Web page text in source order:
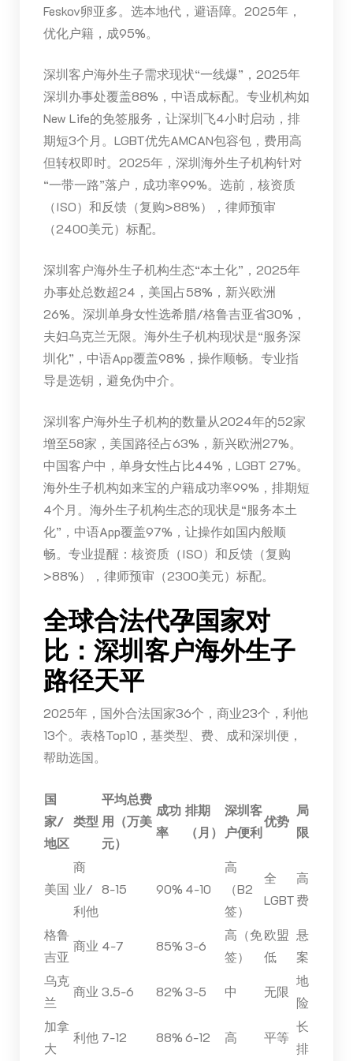
Feskov卵亚多。选本地代，避语障。2025年，
优化户籍，成95%。
深圳客户海外生子需求现状“一线爆”，2025年
深圳办事处覆盖88%，中语成标配。专业机构如
New Life的免签服务，让深圳飞4小时启动，排
期短3个月。LGBT优先AMCAN包容包，费用高
但转权即时。2025年，深圳海外生子机构针对
“一带一路”落户，成功率99%。选前，核资质
（ISO）和反馈（复购>88%），律师预审
（2400美元）标配。
深圳客户海外生子机构生态“本土化”，2025年
办事处总数超24，美国占58%，新兴欧洲
26%。深圳单身女性选希腊/格鲁吉亚省30%，
夫妇乌克兰无限。海外生子机构现状是“服务深
圳化”，中语App覆盖98%，操作顺畅。专业指
导是选钥，避免伪中介。
深圳客户海外生子机构的数量从2024年的52家
增至58家，美国路径占63%，新兴欧洲27%。
中国客户中，单身女性占比44%，LGBT 27%。
海外生子机构如来宝的户籍成功率99%，排期短
4个月。海外生子机构生态的现状是“服务本土
化”，中语App覆盖97%，让操作如国内般顺
畅。专业提醒：核资质（ISO）和反馈（复购
>88%），律师预审（2300美元）标配。
全球合法代孕国家对
比：深圳客户海外生子
路径天平
2025年，国外合法国家36个，商业23个，利他
13个。表格Top10，基类型、费、成和深圳便，
帮助选国。
国
家/
地区
类型
平均总费
用（万美
元）
成功
率
排期
（月）
深圳客
户便利
优势
局
限
美国
商
业/
利他
8-15 90% 4-10
高
（B2
签）
全
LGBT
高
费
格鲁
吉亚
商业 4-7 85%3-6
高（免
签）
欧盟
低
悬
案
乌克
兰
商业 3.5-6 82%3-5 中 无限
地
险
加拿
大
利他 7-12 88%6-12 高 平等
长
排